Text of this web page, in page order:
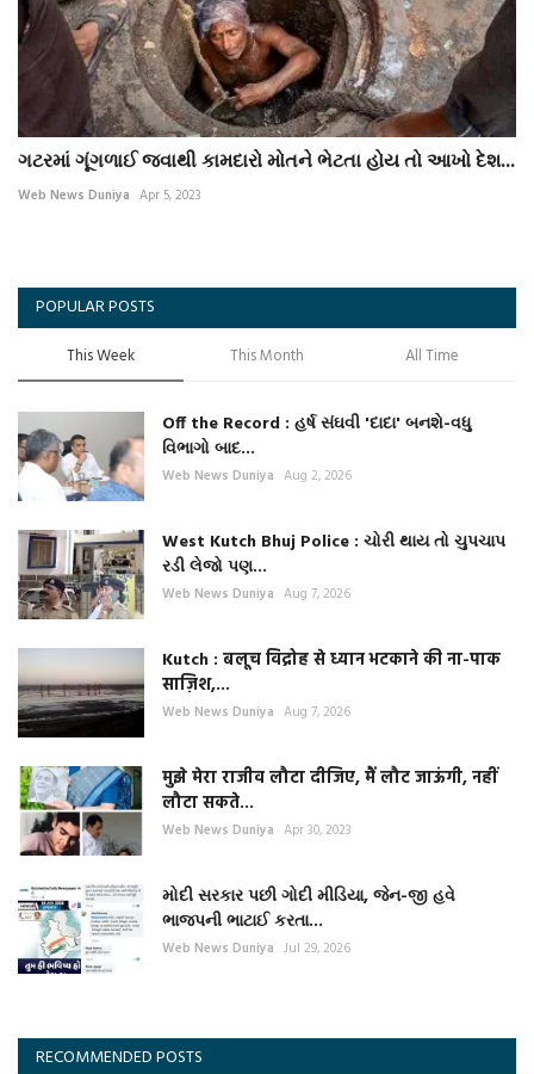
ગટરમાં ગૂંગળાઈ જવાથી કામદારો મોતને ભેટતા હોય તો આખો દેશ...
Web News Duniya Apr 5, 2023
POPULAR POSTS
This Week This Month All Time
Off the Record : હર્ષ સંઘવી 'દાદા' બનશે-વધુ
વિભાગો બાદ...
Web News Duniya Aug 2, 2026
West Kutch Bhuj Police : ચોરી થાય તો ચુપચાપ
રડી લેજો પણ...
Web News Duniya Aug 7, 2026
Kutch : बलूच विद्रोह से ध्यान भटकाने की ना-पाक
साज़िश,...
Web News Duniya Aug 7, 2026
मुझे मेरा राजीव लौटा दीजिए, मैं लौट जाऊंगी, नहीं
लौटा सकते...
Web News Duniya Apr 30, 2023
મોદી સરકાર પછી ગોદી મીડિયા, જેન-જી હવે
ભાજપની ભાટાઈ કરતા...
Web News Duniya Jul 29, 2026
RECOMMENDED POSTS